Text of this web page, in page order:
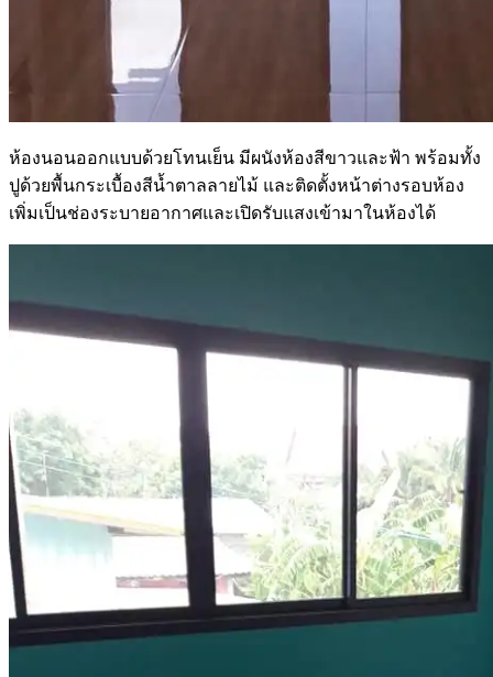
ห้องนอนออกแบบด้วยโทนเย็น มีผนังห้องสีขาวและฟ้า พร้อมทั้ง
ปูด้วยพื้นกระเบื้องสีน้ำตาลลายไม้ และติดตั้งหน้าต่างรอบห้อง
เพิ่มเป็นช่องระบายอากาศและเปิดรับแสงเข้ามาในห้องได้